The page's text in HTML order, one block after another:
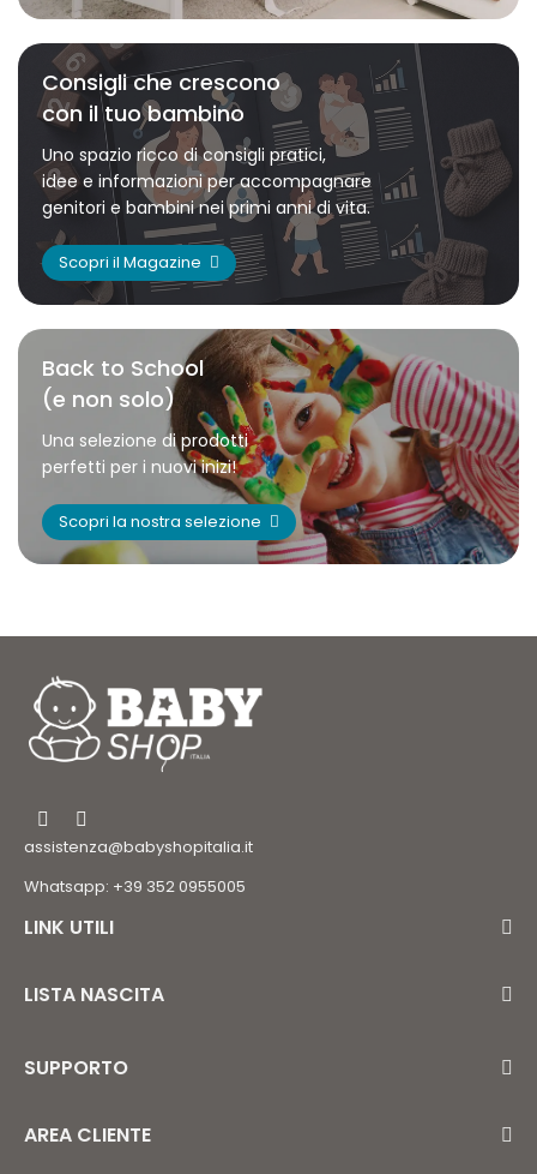
Consigli che crescono
con il tuo bambino
Uno spazio ricco di consigli pratici,
idee e informazioni per accompagnare
genitori e bambini nei primi anni di vita.
Scopri il Magazine
Back to School
(e non solo)
Una selezione di prodotti
perfetti per i nuovi inizi!
Scopri la nostra selezione
assistenza@babyshopitalia.it
Whatsapp: +39 352 0955005
LINK UTILI
LISTA NASCITA
SUPPORTO
AREA CLIENTE